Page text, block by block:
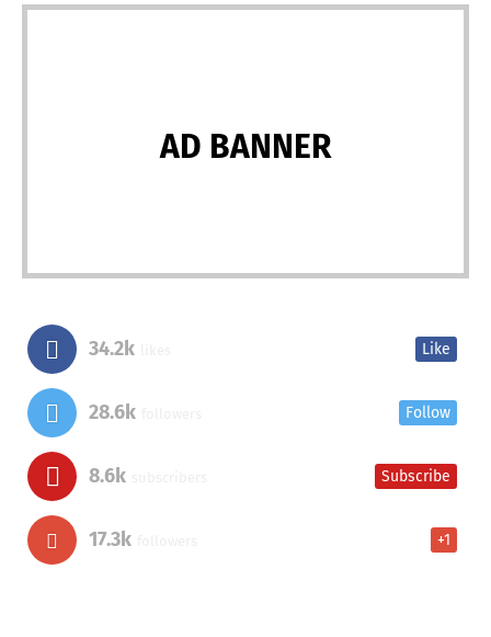
AD BANNER
34.2k Like
28.6k Follow
8.6k Subscribe
17.3k +1